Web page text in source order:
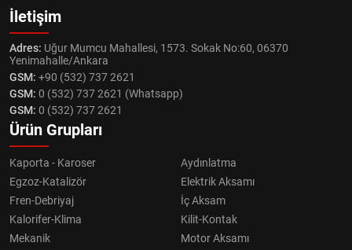
İletişim
Adres: Uğur Mumcu Mahallesi, 1573. Sokak No:60, 06370
Yenimahalle/Ankara
GSM: +90 (532) 737 2621
GSM: 0 (532) 737 2621 (Whatsapp)
GSM: 0 (532) 737 2621
Ürün Grupları
Kaporta - Karoser
Aydınlatma
Egzoz-Katalizör
Elektrik Aksamı
Fren-Debriyaj
İç Aksam
Kalorifer-Klima
Kilit-Kontak
Mekanik
Motor Aksamı